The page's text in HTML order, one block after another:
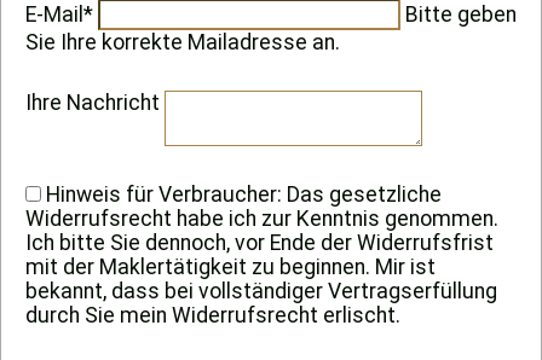
E-Mail*
Bitte geben
Sie Ihre korrekte Mailadresse an.
Ihre Nachricht
Hinweis für Verbraucher: Das gesetzliche
Widerrufsrecht habe ich zur Kenntnis genommen.
Ich bitte Sie dennoch, vor Ende der Widerrufsfrist
mit der Maklertätigkeit zu beginnen. Mir ist
bekannt, dass bei vollständiger Vertragserfüllung
durch Sie mein Widerrufsrecht erlischt.